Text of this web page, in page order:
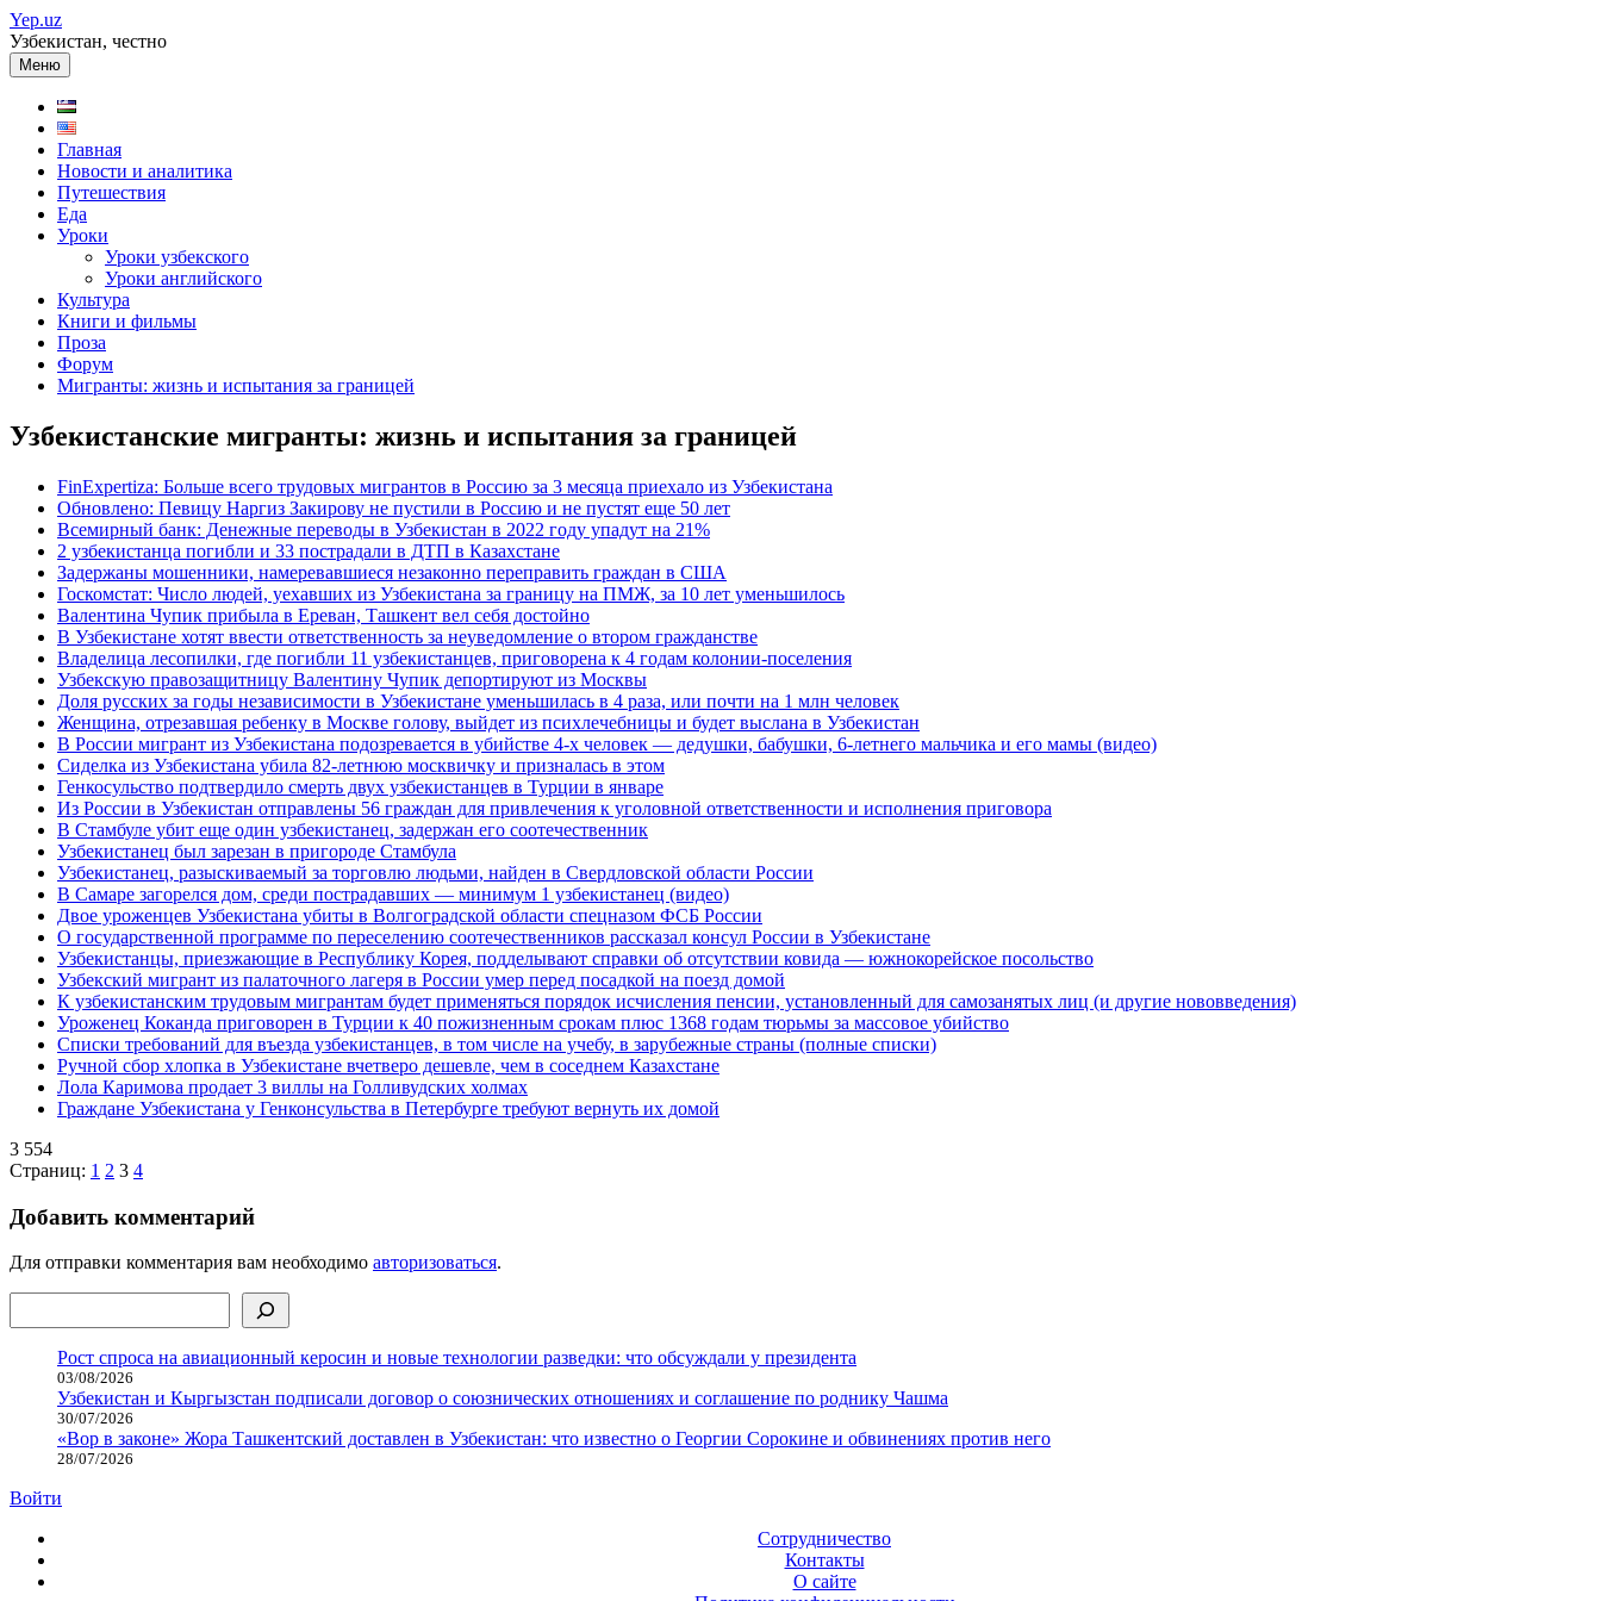
Перейти
к
содержимому
Yep.uz
Узбекистан, честно
Меню
Главная
Новости и аналитика
Путешествия
Еда
Уроки
Уроки узбекского
Уроки английского
Культура
Книги и фильмы
Проза
Форум
Мигранты: жизнь и испытания за границей
Узбекистанские мигранты: жизнь и испытания за границей
FinExpertiza: Больше всего трудовых мигрантов в Россию за 3 месяца приехало из Узбекистана
Обновлено: Певицу Наргиз Закирову не пустили в Россию и не пустят еще 50 лет
Всемирный банк: Денежные переводы в Узбекистан в 2022 году упадут на 21%
2 узбекистанца погибли и 33 пострадали в ДТП в Казахстане
Задержаны мошенники, намеревавшиеся незаконно переправить граждан в США
Госкомстат: Число людей, уехавших из Узбекистана за границу на ПМЖ, за 10 лет уменьшилось
Валентина Чупик прибыла в Ереван, Ташкент вел себя достойно
В Узбекистане хотят ввести ответственность за неуведомление о втором гражданстве
Владелица лесопилки, где погибли 11 узбекистанцев, приговорена к 4 годам колонии-поселения
Узбекскую правозащитницу Валентину Чупик депортируют из Москвы
Доля русских за годы независимости в Узбекистане уменьшилась в 4 раза, или почти на 1 млн человек
Женщина, отрезавшая ребенку в Москве голову, выйдет из психлечебницы и будет выслана в Узбекистан
В России мигрант из Узбекистана подозревается в убийстве 4-х человек — дедушки, бабушки, 6-летнего мальчика и его мамы (видео)
Сиделка из Узбекистана убила 82-летнюю москвичку и призналась в этом
Генкосульство подтвердило смерть двух узбекистанцев в Турции в январе
Из России в Узбекистан отправлены 56 граждан для привлечения к уголовной ответственности и исполнения приговора
В Стамбуле убит еще один узбекистанец, задержан его соотечественник
Узбекистанец был зарезан в пригороде Стамбула
Узбекистанец, разыскиваемый за торговлю людьми, найден в Свердловской области России
В Самаре загорелся дом, среди пострадавших — минимум 1 узбекистанец (видео)
Двое уроженцев Узбекистана убиты в Волгоградской области спецназом ФСБ России
О государственной программе по переселению соотечественников рассказал консул России в Узбекистане
Узбекистанцы, приезжающие в Республику Корея, подделывают справки об отсутствии ковида — южнокорейское посольство
Узбекский мигрант из палаточного лагеря в России умер перед посадкой на поезд домой
К узбекистанским трудовым мигрантам будет применяться порядок исчисления пенсии, установленный для самозанятых лиц (и другие нововведения)
Уроженец Коканда приговорен в Турции к 40 пожизненным срокам плюс 1368 годам тюрьмы за массовое убийство
Списки требований для въезда узбекистанцев, в том числе на учебу, в зарубежные страны (полные списки)
Ручной сбор хлопка в Узбекистане вчетверо дешевле, чем в соседнем Казахстане
Лола Каримова продает 3 виллы на Голливудских холмах
Граждане Узбекистана у Генконсульства в Петербурге требуют вернуть их домой
3 554
Страниц: 1 2 3 4
Добавить комментарий
Для отправки комментария вам необходимо авторизоваться.
Рост спроса на авиационный керосин и новые технологии разведки: что обсуждали у президента
03/08/2026
Узбекистан и Кыргызстан подписали договор о союзнических отношениях и соглашение по роднику Чашма
30/07/2026
«Вор в законе» Жора Ташкентский доставлен в Узбекистан: что известно о Георгии Сорокине и обвинениях против него
28/07/2026
Войти
Сотрудничество
Контакты
О сайте